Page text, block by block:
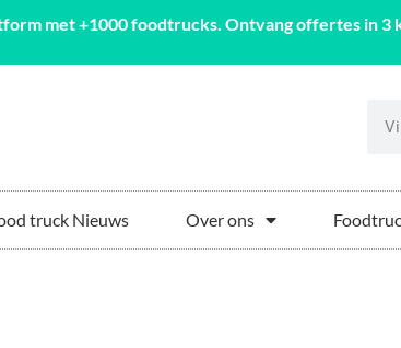
met +1000 foodtrucks. Ontvang offertes in 3
truck Nieuws Over ons